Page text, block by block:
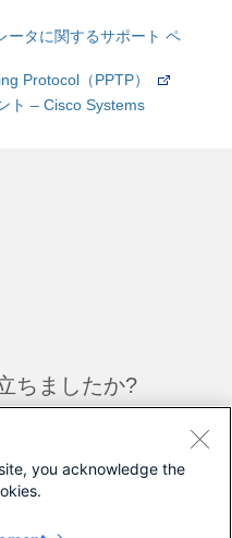
ータに関するサポート ペ
Protocol（PPTP）
ト – Cisco Systems
ちましたか?
you acknowledge the